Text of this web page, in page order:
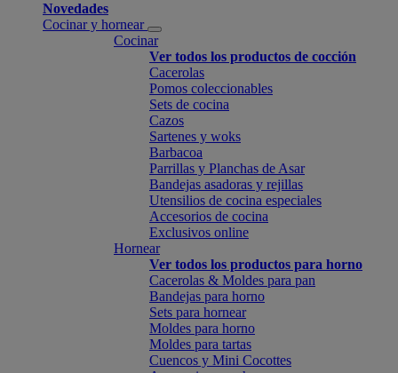
Novedades
Cocinar y hornear
Cocinar
Ver todos los productos de cocción
Cacerolas
Pomos coleccionables
Sets de cocina
Cazos
Sartenes y woks
Barbacoa
Parrillas y Planchas de Asar
Bandejas asadoras y rejillas
Utensilios de cocina especiales
Accesorios de cocina
Exclusivos online
Hornear
Ver todos los productos para horno
Cacerolas & Moldes para pan
Bandejas para horno
Sets para hornear
Moldes para horno
Moldes para tartas
Cuencos y Mini Cocottes